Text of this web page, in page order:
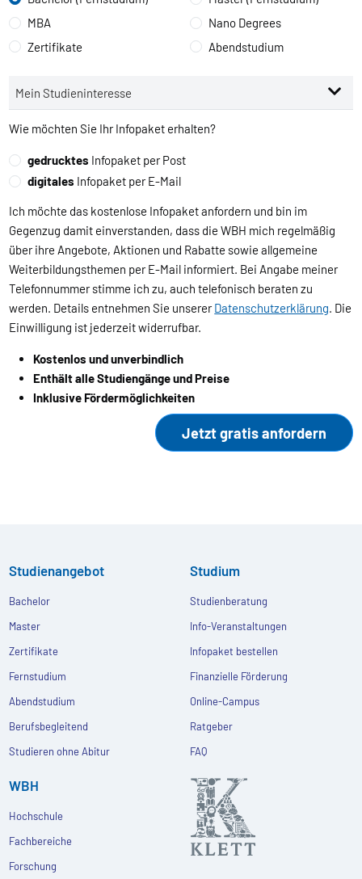
MBA
Nano Degrees
Zertifikate
Abendstudium
Wie möchten Sie Ihr Infopaket erhalten?
gedrucktes Infopaket per Post
digitales Infopaket per E-Mail
Ich möchte das kostenlose Infopaket anfordern und bin im
Gegenzug damit einverstanden, dass die WBH mich regelmäßig
über ihre Angebote, Aktionen und Rabatte sowie allgemeine
Weiterbildungsthemen per E-Mail informiert. Bei Angabe meiner
Telefonnummer stimme ich zu, auch telefonisch beraten zu
werden. Details entnehmen Sie unsererDatenschutzerklärung. Die
Einwilligung ist jederzeit widerrufbar.
Kostenlos und unverbindlich
Enthält alle Studiengänge und Preise
Inklusive Fördermöglichkeiten
Studienangebot
Bachelor
Master
Zertifikate
Fernstudium
Abendstudium
Berufsbegleitend
Studieren ohne Abitur
Studium
Studienberatung
Info-Veranstaltungen
Infopaket bestellen
Finanzielle Förderung
Online-Campus
Ratgeber
FAQ
WBH
Hochschule
Fachbereiche
Forschung